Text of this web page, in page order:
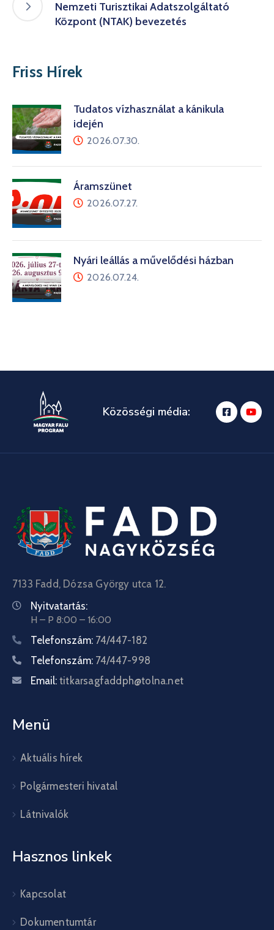
Nemzeti Turisztikai Adatszolgáltató
Központ (NTAK) bevezetés
Friss Hírek
Tudatos vízhasználat a kánikula
idején
2026.07.30.
Áramszünet
2026.07.27.
Nyári leállás a művelődési házban
2026.07.24.
Közösségi média:
7133 Fadd, Dózsa György utca 12.
Nyitvatartás:
H – P 8:00 – 16:00
Telefonszám: 74/447-182
Telefonszám: 74/447-998
Email: titkarsagfaddph@tolna.net
Menü
Aktuális hírek
Polgármesteri hivatal
Látnivalók
Hasznos linkek
Kapcsolat
Dokumentumtár